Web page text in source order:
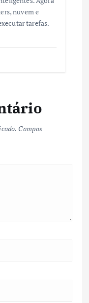
nuvem e
tarefas.
Campos